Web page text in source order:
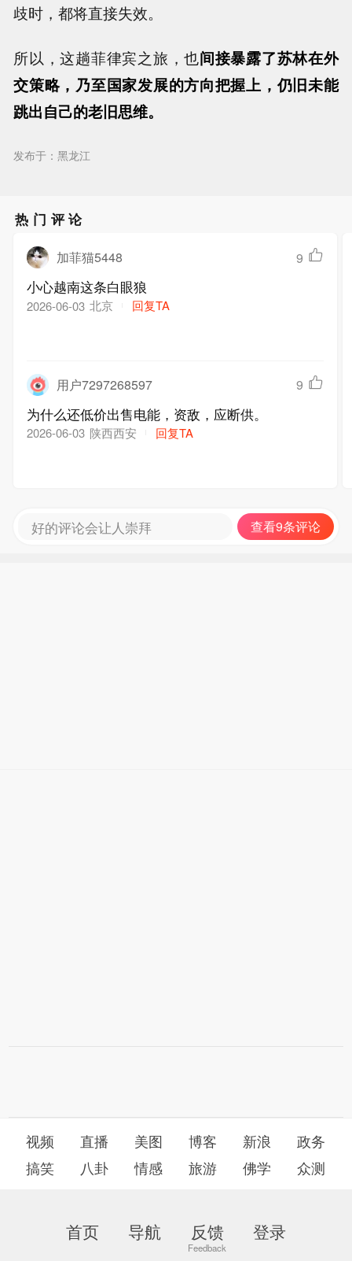
歧时，都将直接失效。
所以，这趟菲律宾之旅，也间接暴露了苏林在外
交策略，乃至国家发展的方向把握上，仍旧未能
跳出自己的老旧思维。
发布于：黑龙江
热门评论
加菲猫5448 9
小心越南这条白眼狼
2026-06-03 北京 回复TA
用户7297268597 9
为什么还低价出售电能，资敌，应断供。
2026-06-03 陕西西安 回复TA
好的评论会让人崇拜 查看9条评论
视频 直播 美图 博客 新浪
政务
搞笑
八卦 情感 旅游 佛学 众测
首页 导航 反馈 登录